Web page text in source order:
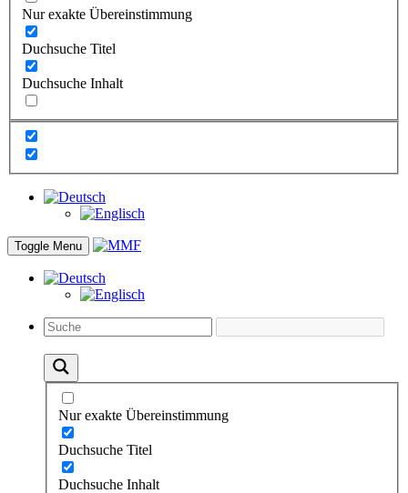
Nur exakte Übereinstimmung
Duchsuche Titel
Duchsuche Inhalt
Toggle Menu
Nur exakte Übereinstimmung
Duchsuche Titel
Duchsuche Inhalt